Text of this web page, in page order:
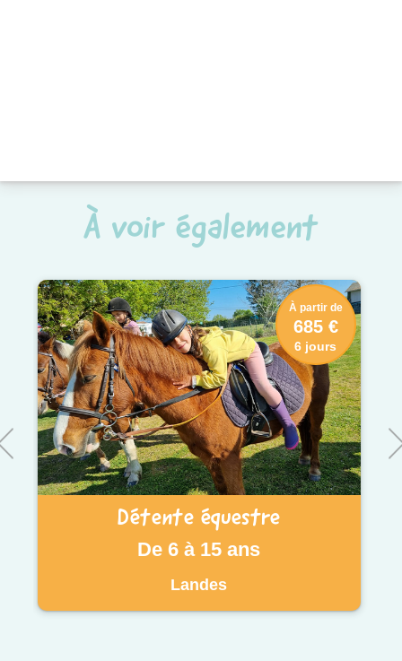
À voir également
Détente équestre
De 6 à 15 ans
Landes
À partir de
685 €
6 jours